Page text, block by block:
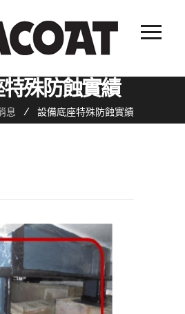
殊防蝕實績
息 / 設備底座特殊防蝕實績